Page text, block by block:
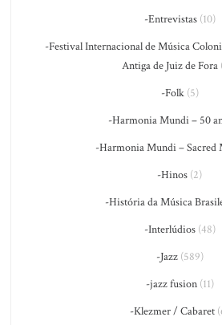
-Entrevistas(10)
-Festival Internacional de Música
Antiga de Juiz de Fora
-Folk(5)
-Harmonia Mundi – 50
-Harmonia Mundi – Sacred
-Hinos (2)
-História da Música
-Interlúdios(48)
-Jazz(589)
-jazz fusion(11)
-Klezmer / Cabaret